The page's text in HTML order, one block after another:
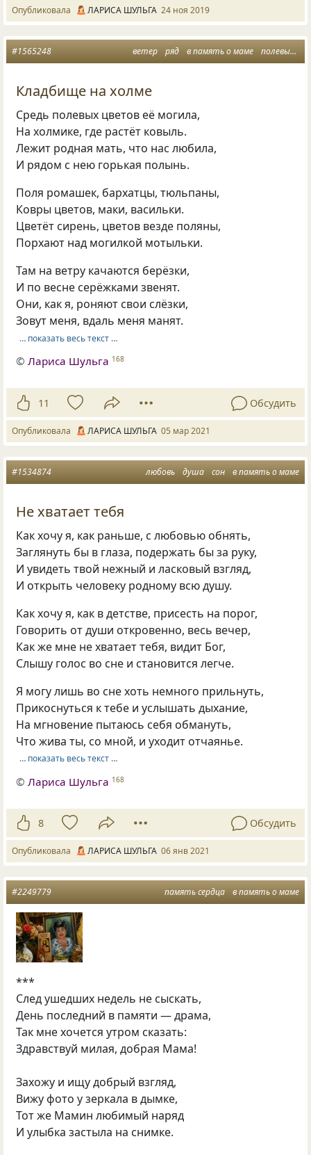
Опубликовала ЛАРИСА ШУЛЬГА 24 ноя 2019
ветер ряд в память о маме полевые цветы
#1565248
Кладбище на холме
Средь полевых цветов её могила,
На холмике, где растёт ковыль.
Лежит родная мать, что нас любила,
И рядом с нею горькая полынь.
Поля ромашек, бархатцы, тюльпаны,
Ковры цветов, маки, васильки.
Цветёт сирень, цветов везде поляны,
Порхают над могилкой мотыльки.
Там на ветру качаются берёзки,
И по весне серёжками звенят.
Они, как я, роняют свои слёзки,
Зовут меня, вдаль меня манят.
… показать весь текст …
©Лариса Шульга 168
11 Обсудить
Опубликовала ЛАРИСА ШУЛЬГА 05 мар 2021
любовь душа сон в память о маме
#1534874
Не хватает тебя
Как хочу я, как раньше, с любовью обнять,
Заглянуть бы в глаза, подержать бы за руку,
И увидеть твой нежный и ласковый взгляд,
И открыть человеку родному всю душу.
Как хочу я, как в детстве, присесть на порог,
Говорить от души откровенно, весь вечер,
Как же мне не хватает тебя, видит Бог,
Слышу голос во сне и становится легче.
Я могу лишь во сне хоть немного прильнуть,
Прикоснуться к тебе и услышать дыхание,
На мгновение пытаюсь себя обмануть,
Что жива ты, со мной, и уходит отчаянье.
… показать весь текст …
©Лариса Шульга 168
8 Обсудить
Опубликовала ЛАРИСА ШУЛЬГА 06 янв 2021
память сердца в память о маме
#2249779
***
След ушедших недель не сыскать,
День последний в памяти — драма,
Так мне хочется утром сказать:
Здравствуй милая, добрая Мама!
Захожу и ищу добрый взгляд,
Вижу фото у зеркала в дымке,
Тот же Мамин любимый наряд
И улыбка застыла на снимке.